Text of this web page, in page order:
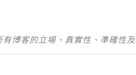
博客的立場、真實性、準確性